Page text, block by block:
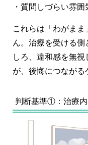
・質問しづらい雰
これらは「わがま
ん。 治療を受ける側
しろ、違和感を無
が、後悔につながる
判断基準①：治療